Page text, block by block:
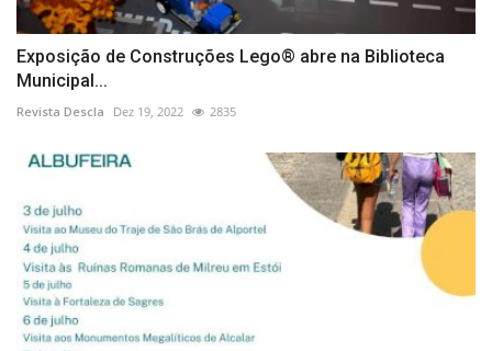
Exposição de Construções Lego® abre na Biblioteca
Municipal...
Revista Descla Dez 19, 2022 2835